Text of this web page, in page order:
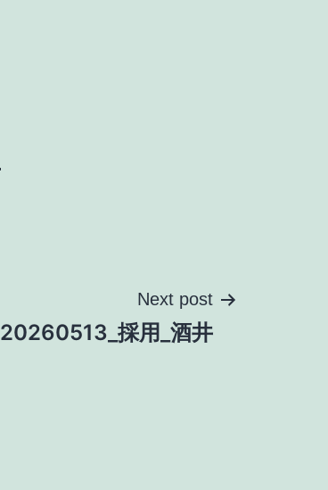
Next post
20260513_採用_酒井